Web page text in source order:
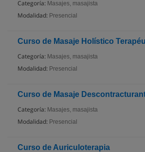
Categoría: Masajes, masajista
Modalidad: Presencial
Curso de Masaje Holístico
Categoría: Masajes, masajista
Modalidad: Presencial
Curso de Masaje
Categoría: Masajes, masajista
Modalidad: Presencial
Curso de Auriculoterapia